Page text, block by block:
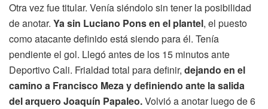
Otra vez fue titular. Venía siéndolo sin tener la posibilidad
de anotar. Ya sin Luciano Pons en el plantel, el puesto
como atacante definido está siendo para él. Tenía
pendiente el gol. Llegó antes de los 15 minutos ante
Deportivo Cali. Frialdad total para definir, dejando en el
camino a Francisco Meza y definiendo ante la salida
del arquero Joaquín Papaleo.Volvió a anotar luego de 6